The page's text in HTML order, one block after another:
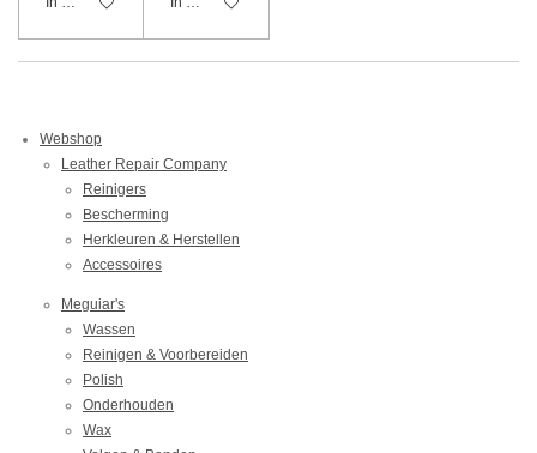
Webshop
Leather Repair Company
Reinigers
Bescherming
Herkleuren & Herstellen
Accessoires
Meguiar's
Wassen
Reinigen & Voorbereiden
Polish
Onderhouden
Wax